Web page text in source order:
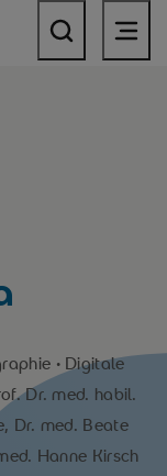
• Digitale
Dr. med. habil.
Dr. med. Beate
Hanne Kirsch